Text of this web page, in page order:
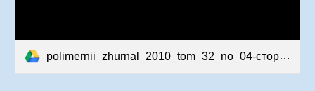
polimernii_zhurnal_2010_tom_32_no_04-сторінки-76-80.pdf